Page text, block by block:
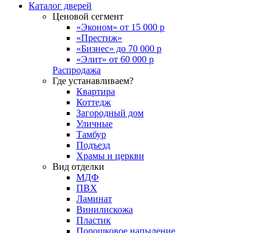
Каталог дверей
Ценовой сегмент
«Эконом» от 15 000 р
«Престиж»
«Бизнес» до 70 000 р
«Элит» от 60 000 р
Распродажа
Где устанавливаем?
Квартира
Коттедж
Загородный дом
Уличные
Тамбур
Подъезд
Храмы и церкви
Вид отделки
МДФ
ПВХ
Ламинат
Винилискожа
Пластик